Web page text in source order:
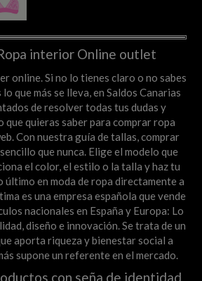
interior Online outlet
online. Si no lo tienes claro o no sabes
que más se lleva, en Saldos Canarias
de resolver todas tus dudas y
quieras saber para comprar ropa
Con nuestra guía de tallas, comprar
que nunca. Elige el modelo que
el color, el estilo o la talla y haz tu
último en moda de ropa directamente a
es una empresa española que vende
nacionales en España y Europa: Lo
diseño e innovación. Se trata de un
aporta riqueza y bienestar social a
supone un referente en el mercado.
con seña de identidad